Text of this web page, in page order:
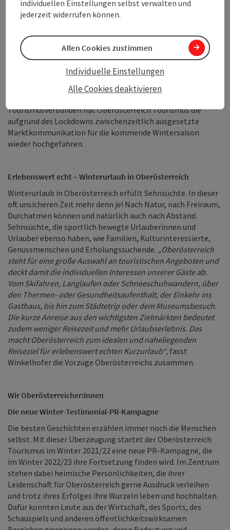
sich in den nächsten Wochen extrem kurzfristig gestalten und
ist in hohem Maße auch von der Entwicklung in den für
und Tschechien abhängig. Wesentlich ist es, in dieser
Gesamtlage die Kommunikations- und Marktmaßnahmen
bestmöglich die Betriebe zu unterstützen“, sagt Winkelhofer.
In enger Abstimmung und Zusammenarbeit mit den
Tourismusverbänden hat Oberösterreich Tourismus die
aufgrund des Lockdowns zwischenzeitlich ausgesetzte
Marktkommunikation für die kommende Wintersaison
wieder hochgefahren.
Erlebenswert echt – Winterurlaub in Oberösterreich
Winterurlaub in Oberösterreich erfüllt Sehnsüchte. In dieser
oft unsicheren Zeit mehr denn je! Nach Natur, nach Freiraum,
Durchatmen können und natürlich auch nach Abstand.
Sehnsüchte, die sportlich bewegte Urlauberinnen und
Urlauber ebenso haben, wie Familien, Kulturinteressierte,
Genussmenschen und Erholungssuchende. „Oberösterreich
steht für eine große Auswahl an touristischen Angeboten und
deckt damit die individuellen Interessen unserer Gäste ab.
Vom Skifahren, Langlaufen oder Schneeschuhwandern, über
den Thermen- oder Gesundheitsaufenthalt, der Einkehr ins
Gasthaus, bis hin zum Städtetrip oder dem Museumsbesuch.
Die kurze Anreise aus den wichtigsten Zielmärkten bedeutet
zudem weniger Reisezeit und mehr Urlaubserlebnis. Das
macht Oberösterreich zum idealen und naheliegenden
Reiseziel für erlebenswert echten Kurzurlaub“, fasst
Winkelhofer die Vorzüge Oberösterreichs zusammen.
Wir Oberösterreicher:innen
Die neue Winter-Testimonial-PR-Kampagne
Die besten Geschichten erzählen immer noch die Menschen
selbst. Mit dieser Überzeugung startet der Oberösterreich
Tourismus im Winter 2021/22 eine neue PR-Kampagne, die
im Winter 2022/23 ihre Fortsetzung finden wird. Im Zentrum
stehen dabei heimische Persönlichkeiten, die ihrer
Leidenschaft für Oberösterreich gerne Ausdruck verleihen
und trotz ihres Erfolges ihre Wurzeln leben und hochhalten.
Dafür konnten Leute aus der Wirtschaft, des Sports, des
Schauspiels und anderen öffentlichkeitswirksamen
individuellen Einstellungen selbst verwalten und
jederzeit widerrufen können.
Alle Cookies deaktivieren
Individuelle Einstellungen
Allen Cookies zustimmen